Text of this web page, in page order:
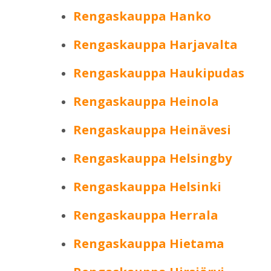
Rengaskauppa Hanko
Rengaskauppa Harjavalta
Rengaskauppa Haukipudas
Rengaskauppa Heinola
Rengaskauppa Heinävesi
Rengaskauppa Helsingby
Rengaskauppa Helsinki
Rengaskauppa Herrala
Rengaskauppa Hietama